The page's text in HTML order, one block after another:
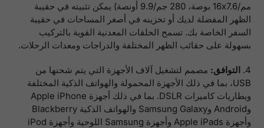
مم/16x7.6 بوصة، 280 جم/9.9 أونصة) يمكن تثبيته في حقيبة
الظهر المفضلة لديك أو تخزينه في أصغر المساحات في حقيبة
السفر الخاصة بك. تسمح الحلقات المعدنية القوية بالتركيب
بسهولة على حقائب الظهر المختلفة والدراجات ومعدات الرحلات.
4. التوافق: مصمم لتشغيل آلاف الأجهزة التي يتم شحنها من
USB، بما في ذلك الأجهزة المحمولة والهواتف الذكية المختلفة
وبطاريات كاميرات DSLR. بما في ذلك أجهزة Apple iPhone
وAndroid وSamsung Galaxy والهواتف الذكية Blackberry
وأجهزة Apple iPads وأجهزة Samsung اللوحية وأجهزة iPod